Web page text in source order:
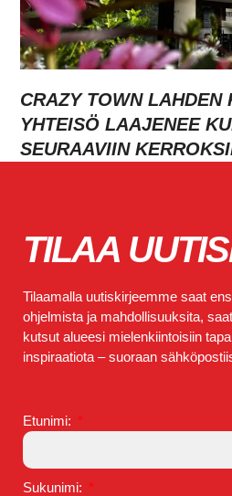
CRAZY TOWN LAHDEN
YHTEISÖ LAAJENEE
SEURAAVIIN
TILAA
Tilaamalla uutiskirjeemme saat
ohjelmista ja mahdollisuuksita,
kutsut alueesi mielenkiintoisiin
inspiraatiota – suoraan
Etunimi:
Sukunimi: